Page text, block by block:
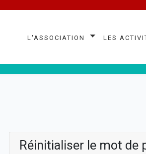
L'Association Les
Réinitialiser le mot de